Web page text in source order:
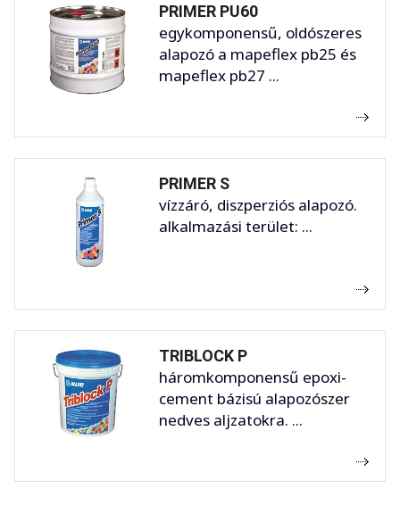
PRIMER PU60
egykomponensű, oldószeres
alapozó a mapeflex pb25 és
mapeflex pb27 ...
PRIMER S
vízzáró, diszperziós alapozó.
alkalmazási terület: ...
TRIBLOCK P
háromkomponensű epoxi-
cement bázisú alapozószer
nedves aljzatokra. ...